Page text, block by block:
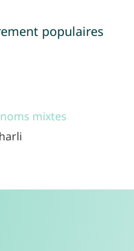
populaires
mixtes